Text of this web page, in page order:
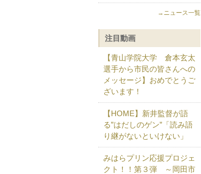
→ニュース一覧
注目動画
【青山学院大学 倉本玄太
選手から市民の皆さんへの
メッセージ】おめでとうご
ざいます！
【HOME】新井監督が語
る”はだしのゲン”「読み語
り継がないといけない」
みはらプリン応援プロジェ
クト！！第３弾 ～岡田市